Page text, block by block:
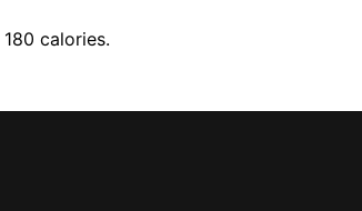
180 calories.